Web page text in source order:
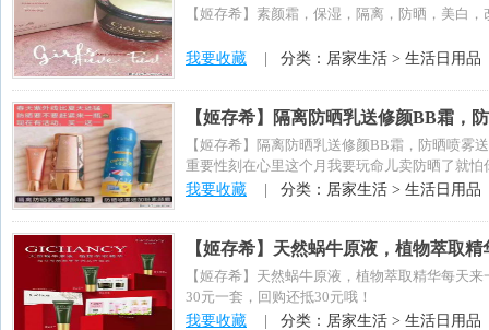
【姬存希】素颜霜，保湿，隔离，防晒，美白
我要收藏 分类：居家生活 > 生活日
【姬存希】隔离防晒乳送修颜BB霜，
【姬存希】隔离防晒乳送修颜BB霜，防晒喷雾
重要性刻在心里这个月我要玩命儿卖防晒了就怕
我要收藏
分类：居家生活 > 生活日
【姬存希】天然蜗牛原液，植物萃取精
【姬存希】天然蜗牛原液，植物萃取精华每天
30元一套，回购还抵30元哦！
我要收藏
分类：居家生活 > 生活日